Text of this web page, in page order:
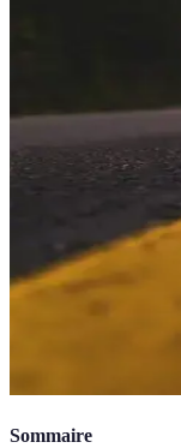
Sommaire